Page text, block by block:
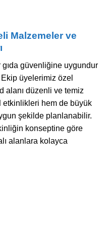
Malzemeler ve
gıda güvenliğine uygundur
üyelerimiz özel
alanı düzenli ve temiz
etkinlikleri hem de büyük
şekilde planlanabilir.
konseptine göre
alanlara kolayca